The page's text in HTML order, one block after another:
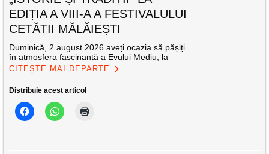
EDIȚIA A VIII-A A FESTIVALULUI
CETĂȚII MĂLĂIEȘTI
Duminică, 2 august 2026 aveți ocazia să pășiți
în atmosfera fascinantă a Evului Mediu, la
CITEȘTE MAI DEPARTE
Distribuie acest articol